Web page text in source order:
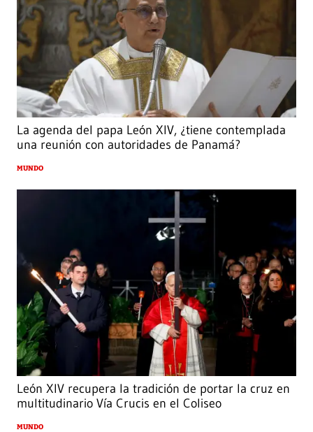
La agenda del papa León XIV, ¿tiene contemplada
una reunión con autoridades de Panamá?
MUNDO
León XIV recupera la tradición de portar la cruz en
multitudinario Vía Crucis en el Coliseo
MUNDO